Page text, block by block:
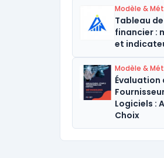
Modèle &
Tableau
financier :
et
Modèle &
Évaluation
Logiciels :
Choix